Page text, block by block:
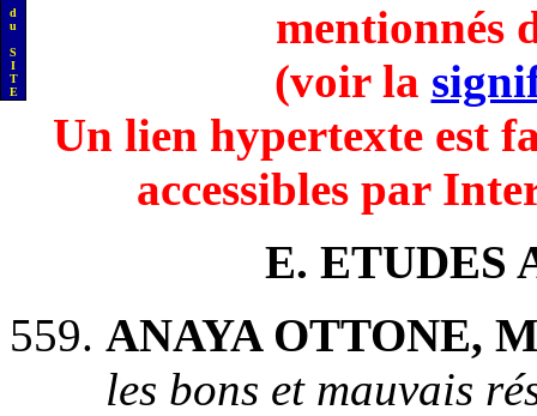
d
u
S
I
T
E
mentionnés
(voir la
Un lien hypertexte est
accessibles par
E. ETUDES
ANAYA OTTONE,
les bons et mauvais